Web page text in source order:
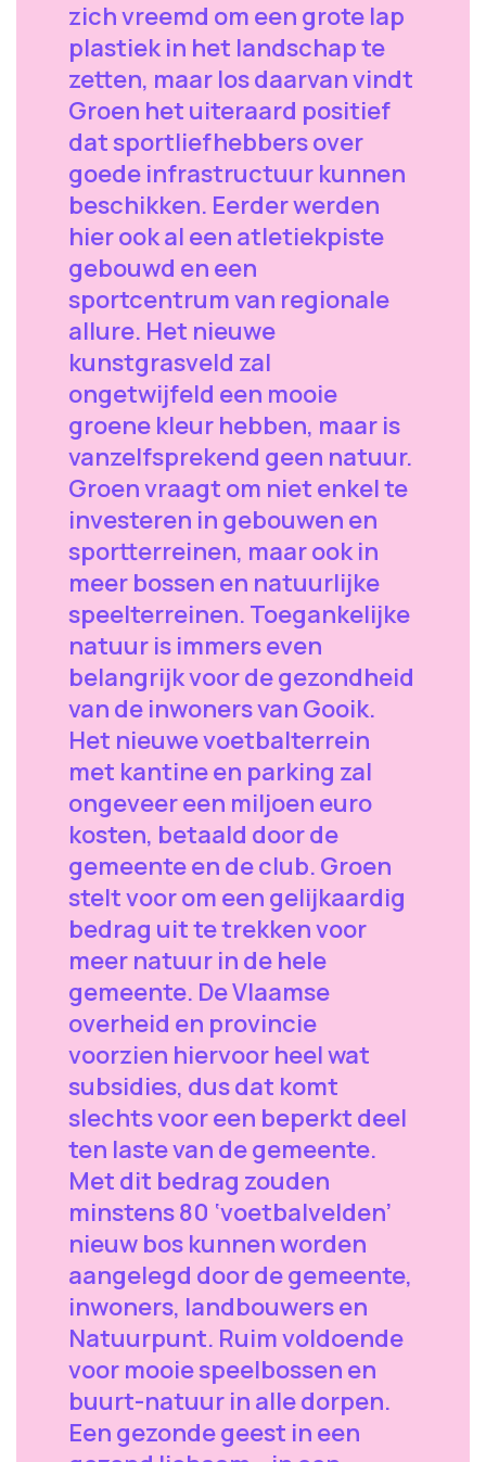
zich vreemd om een grote lap
plastiek in het landschap te
zetten, maar los daarvan vindt
Groen het uiteraard positief
dat sportliefhebbers over
goede infrastructuur kunnen
beschikken. Eerder werden
hier ook al een atletiekpiste
gebouwd en een
sportcentrum van regionale
allure. Het nieuwe
kunstgrasveld zal
ongetwijfeld een mooie
groene kleur hebben, maar is
vanzelfsprekend geen natuur.
Groen vraagt om niet enkel te
investeren in gebouwen en
sportterreinen, maar ook in
meer bossen en natuurlijke
speelterreinen. Toegankelijke
natuur is immers even
belangrijk voor de gezondheid
van de inwoners van Gooik.
Het nieuwe voetbalterrein
met kantine en parking zal
ongeveer een miljoen euro
kosten, betaald door de
gemeente en de club. Groen
stelt voor om een gelijkaardig
bedrag uit te trekken voor
meer natuur in de hele
gemeente. De Vlaamse
overheid en provincie
voorzien hiervoor heel wat
subsidies, dus dat komt
slechts voor een beperkt deel
ten laste van de gemeente.
Met dit bedrag zouden
minstens 80 ‘voetbalvelden’
nieuw bos kunnen worden
aangelegd door de gemeente,
inwoners, landbouwers en
Natuurpunt. Ruim voldoende
voor mooie speelbossen en
buurt-natuur in alle dorpen.
Een gezonde geest in een